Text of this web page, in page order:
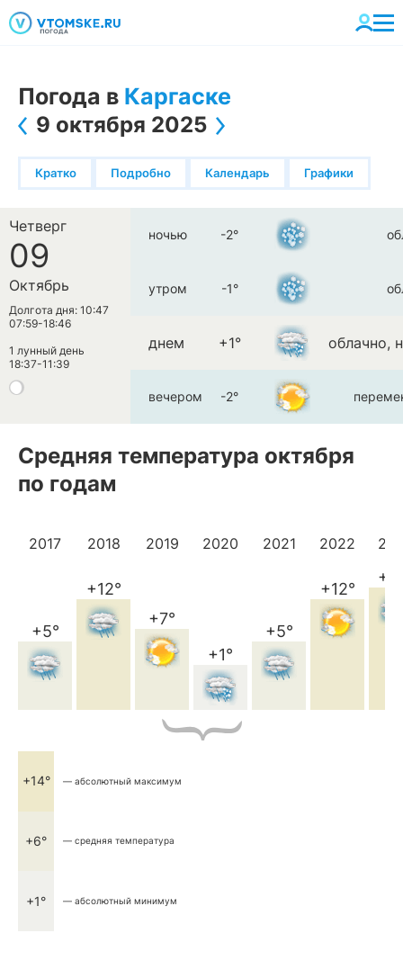
Погода в Каргаске
9 октября 2025
Кратко Подробно Календарь Графики
Четверг
09
Октябрь
Долгота дня: 10:47
07:59-18:46
1 лунный день
18:37-11:39
ночью -2°
утром -1°
днем +1° облачно,
вечером -2°
Средняя температура октября
по годам
2017
+5°
2018
+12°
2019
+7°
2020
+1°
2021
+5°
2022
+12°
+14° — абсолютный максимум
+6° — средняя температура
+1° — абсолютный минимум